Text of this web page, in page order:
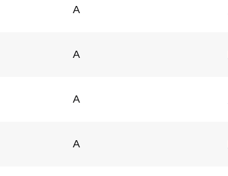
A
A
A
A